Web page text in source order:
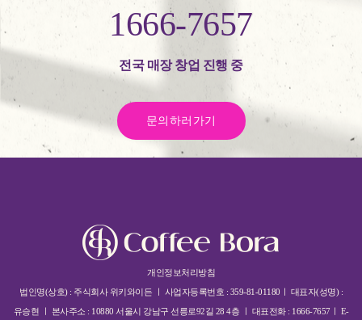
1666-7657
전국 매장 창업 진행 중
문의하러가기
개인정보처리방침
법인명(상호) : 주식회사 위키와이든 ㅣ 사업자등록번호 : 359-81-01180ㅣ 대표자(성명) :
유승현 ㅣ 본사주소 : 10880 서울시 강남구 선릉로92길 28 4층 ㅣ 대표전화 : 1666-7657ㅣ E-